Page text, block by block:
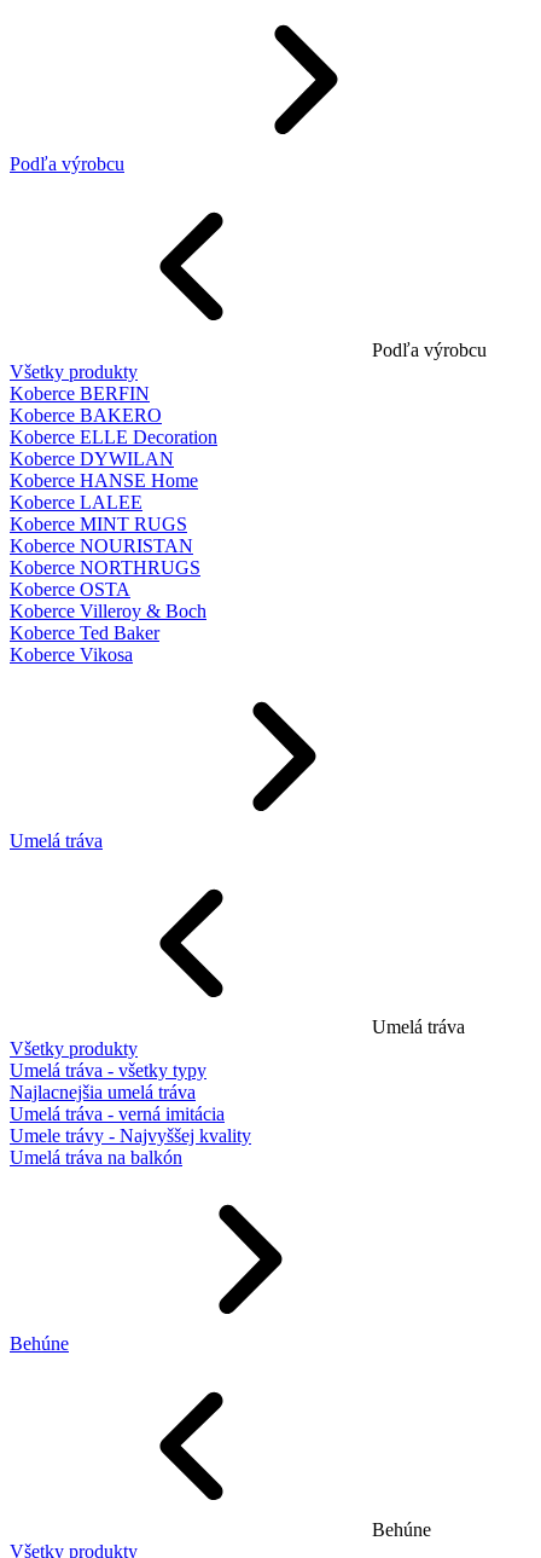
Podľa výrobcu
Podľa výrobcu
Všetky produkty
Koberce BERFIN
Koberce BAKERO
Koberce ELLE Decoration
Koberce DYWILAN
Koberce HANSE Home
Koberce LALEE
Koberce MINT RUGS
Koberce NOURISTAN
Koberce NORTHRUGS
Koberce OSTA
Koberce Villeroy & Boch
Koberce Ted Baker
Koberce Vikosa
Umelá tráva
Umelá tráva
Všetky produkty
Umelá tráva - všetky typy
Najlacnejšia umelá tráva
Umelá tráva - verná imitácia
Umele trávy - Najvyššej kvality
Umelá tráva na balkón
Behúne
Behúne
Všetky produkty